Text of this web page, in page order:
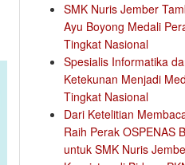
SMK Nuris Jember
Ayu Boyong Medali
Tingkat Nasional
Spesialis Informatika
Ketekunan Menjadi
Tingkat Nasional
Dari Ketelitian
Raih Perak OSPENAS
untuk SMK Nuris